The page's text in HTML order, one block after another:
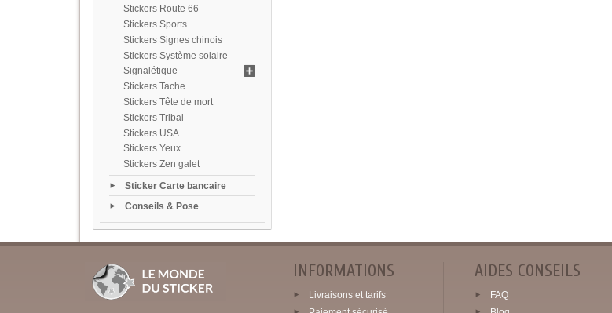
Stickers Route 66
Stickers Sports
Stickers Signes chinois
Stickers Système solaire
Signalétique
Stickers Tache
Stickers Tête de mort
Stickers Tribal
Stickers USA
Stickers Yeux
Stickers Zen galet
Sticker Carte bancaire
Conseils & Pose
INFORMATIONS
Livraisons et tarifs
AIDES CONSEILS
FAQ